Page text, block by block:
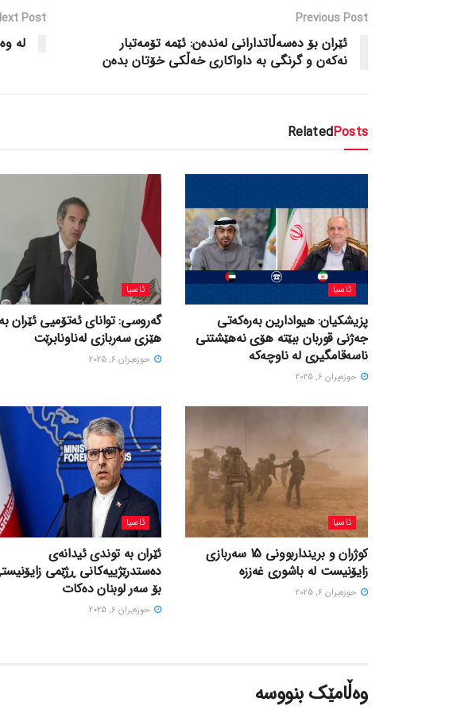
Previous Post
ئێران بۆ دەسەڵاتدارانی لەندەن: ئێمە تۆمەتبار
نەکەن و گرنگی بە داواکاری خەڵکی خۆتان بدەن
Post
لە
RelatedPosts
ئاسیا
پزیشکیان: هیوادارین بەرەکەتی
جەژنی قوربان ببێتە هۆی نەهێشتنی
ناسەقامگیری لە ناوچەکە
حوزه‌یران 6, 2025
ئاسیا
گەروسی: توانای ئەتۆمیی ئێران بە
هێزی سەربازی لەناونابرێت
حوزه‌یران 6, 2025
ئاسیا
کوژران و برینداربوونی 15 سەربازی
زایۆنیست لە باشوری غەززە
حوزه‌یران 6, 2025
ئاسیا
ئێران بە توندی ئیدانەی
دەستدرێژییەکانی ڕژێمی
بۆ سەر لوبنان دەکات
حوزه‌یران 6, 2025
وەڵامێک بنووسە